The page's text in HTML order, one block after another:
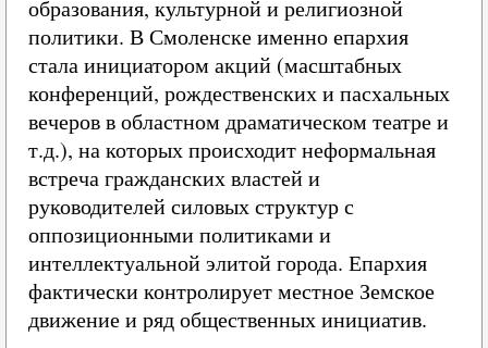
образования, культурной и религиозной
политики. В Смоленске именно епархия
стала инициатором акций (масштабных
конференций, рождественских и пасхальных
вечеров в областном драматическом театре и
т.д.), на которых происходит неформальная
встреча гражданских властей и
руководителей силовых структур с
оппозиционными политиками и
интеллектуальной элитой города. Епархия
фактически контролирует местное Земское
движение и ряд общественных инициатив.